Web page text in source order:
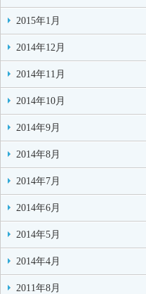
2015年1月
2014年12月
2014年11月
2014年10月
2014年9月
2014年8月
2014年7月
2014年6月
2014年5月
2014年4月
2011年8月